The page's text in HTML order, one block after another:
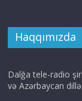
Haqqımızda
Dalğa tele-radio
və Azərbaycan